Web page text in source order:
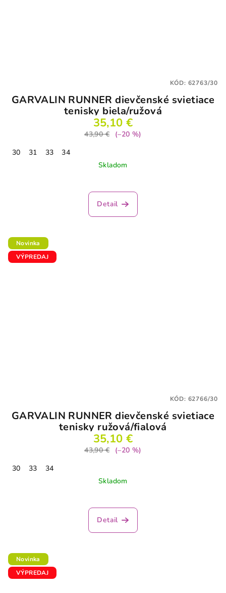
GARVALIN RUNNER dievčenské svietiace
tenisky biela/ružová
35,10 €
43,90 €
(–20 %)
30
31 33
34
Skladom
Detail
KÓD: 62763/30
Novinka
VÝPREDAJ
GARVALIN RUNNER dievčenské svietiace
tenisky ružová/fialová
35,10 €
43,90 €
(–20 %)
30
33
34
Skladom
Detail
KÓD: 62766/30
Novinka
VÝPREDAJ